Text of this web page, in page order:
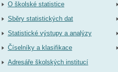
O školské statistice
Sběry statistických dat
Statistické výstupy a analýzy
Číselníky a klasifikace
Adresáře školských institucí